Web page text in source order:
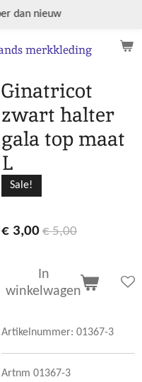
merkkleding
dan nieuw
Ginatricot
zwart halter
gala top maat
L
Sale!
€ 3,00 € 5,00
In
winkelwagen
Artikelnummer: 01367-3
Artnm 01367-3